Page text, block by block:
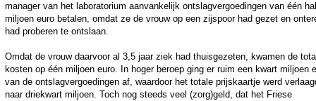
manager van het laboratorium aanvankelijk ontslagvergoedingen van één
miljoen euro betalen, omdat ze de vrouw op een zijspoor had gezet en
had proberen te ontslaan.
Omdat de vrouw daarvoor al 3,5 jaar ziek had thuisgezeten, kwamen de
kosten op één miljoen euro. In hoger beroep ging er ruim een kwart miljoen
van de ontslagvergoedingen af, waardoor het totale prijskaartje werd
naar driekwart miljoen. Toch nog steeds veel (zorg)geld, dat het Friese